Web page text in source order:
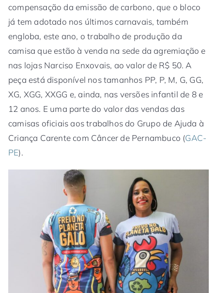
compensação da emissão de carbono, que o bloco
já tem adotado nos últimos carnavais, também
engloba, este ano, o trabalho de produção da
camisa que estão à venda na sede da agremiação e
nas lojas Narciso Enxovais, ao valor de R$ 50. A
peça está disponível nos tamanhos PP, P, M, G, GG,
XG, XGG, XXGG e, ainda, nas versões infantil de 8 e
12 anos. E uma parte do valor das vendas das
camisas oficiais aos trabalhos do Grupo de Ajuda à
Criança Carente com Câncer de Pernambuco (GAC-
PE).